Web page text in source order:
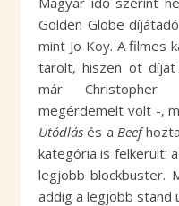
Golden Globe
mint Jo Koy. A filmes
tarolt, hiszen öt
már Christopher
megérdemelt volt -,
Utódlás és a Beef
kategória is felkerült:
legjobb blockbuster.
addig a legjobb stand